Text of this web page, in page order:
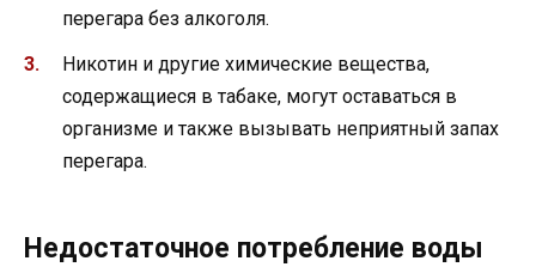
перегара без алкоголя.
Никотин и другие химические вещества,
содержащиеся в табаке, могут оставаться в
организме и также вызывать неприятный запах
перегара.
Недостаточное потребление воды